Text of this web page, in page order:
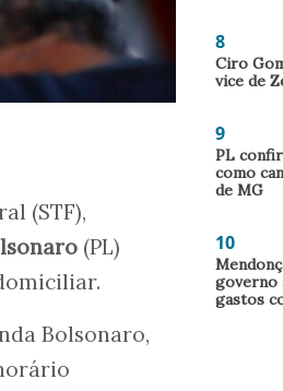
(STF),
(PL)
Bolsonaro,
8
Ciro
vice de
9
PL
como
de MG
10
governo
gastos